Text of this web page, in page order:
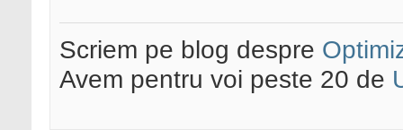
Scriem pe blog despre
Avem pentru voi peste 20 de